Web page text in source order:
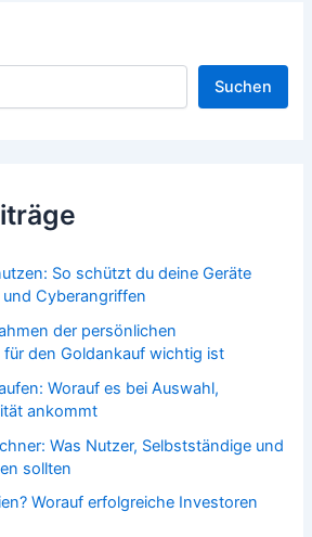
Suchen
So schützt du deine Geräte
Cyberangriffen
der persönlichen
für den Goldankauf wichtig ist
Worauf es bei Auswahl,
ankommt
Was Nutzer, Selbstständige und
sollten
Worauf erfolgreiche Investoren